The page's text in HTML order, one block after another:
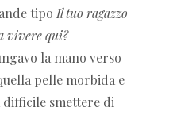
tipo Il tuo ragazzo
vivere qui?
la mano verso
pelle morbida e
difficile smettere di